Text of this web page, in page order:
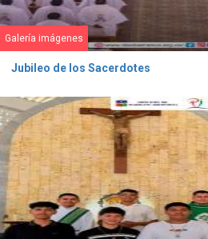
Galería imágenes
Jubileo de los Sacerdotes